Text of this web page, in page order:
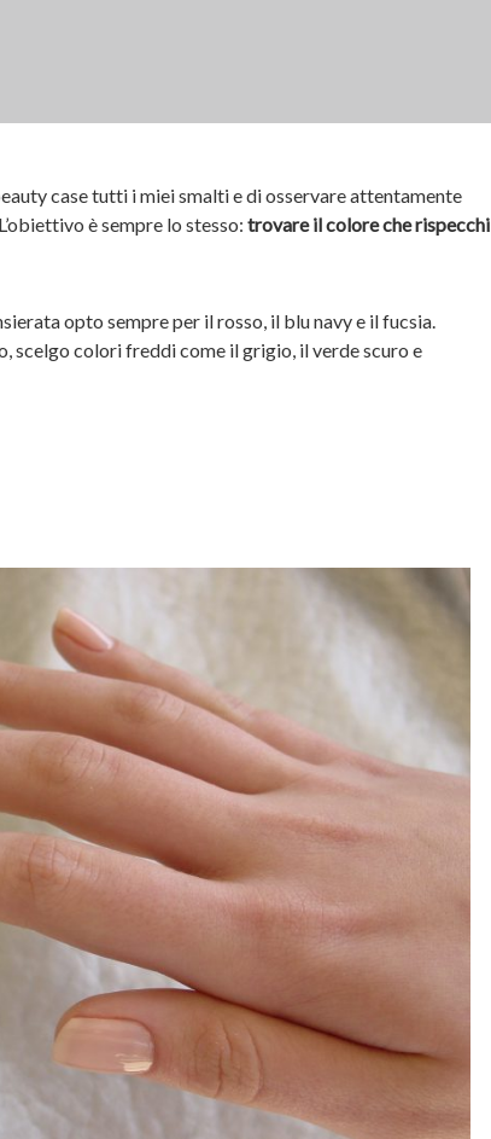
case tutti i miei smalti e di osservare attentamente
è sempre lo stesso: trovare il colore che rispecchi
opto sempre per il rosso, il blu navy e il fucsia.
scelgo colori freddi come il grigio, il verde scuro e